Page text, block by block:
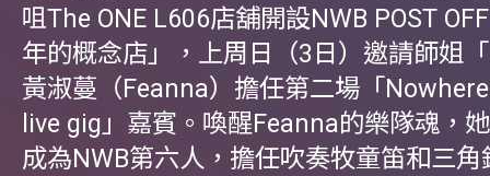
咀The ONE L606店舖開設NWB POST
年的概念店」，上周日（3日）邀請師姐
黃淑蔓（Feanna）擔任第二場「
live gig」嘉賓。喚醒Feanna的樂隊魂，
成為NWB第六人，擔任吹奏牧童笛和三